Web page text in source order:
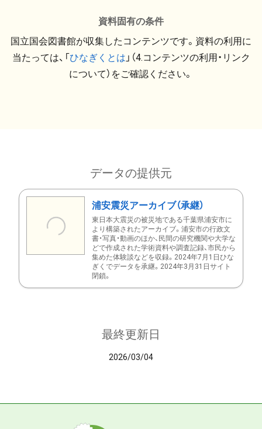
資料固有の条件
国立国会図書館が収集したコンテンツです。資料の利用に
当たっては、「ひなぎくとは 」（4.コンテンツの利用・リンク
について）をご確認ください。
データの提供元
浦安震災アーカイブ（承継）
東日本大震災の被災地である千葉県浦安市に
より構築されたアーカイブ。浦安市の行政文
書・写真・動画のほか、民間の研究機関や大学な
どで作成された学術資料や調査記録、市民から
集めた体験談などを収録。2024年7月1日ひな
ぎくでデータを承継。2024年3月31日サイト
閉鎖。
最終更新日
2026/03/04